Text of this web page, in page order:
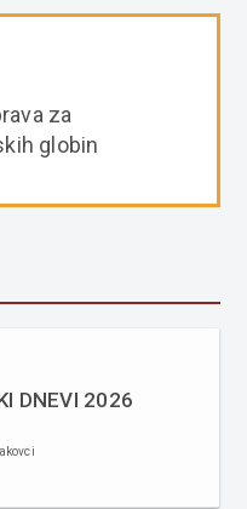
za
globin
DNEVI 2026